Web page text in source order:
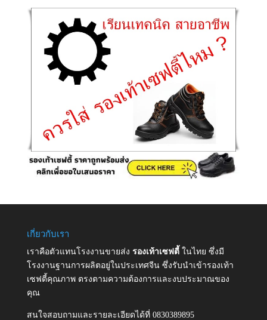
เกี่ยวกับเรา
เราคือตัวแทนโรงงานขายส่ง รองเท้าเซฟตี้ ในไทย ซึ่งมี
โรงงานฐานการผลิตอยู่ในประเทศจีน ซึ่งรับนำเข้ารองเท้า
เซฟตี้คุณภาพ ตรงตามความต้องการและงบประมาณของ
คุณ
สนใจสอบถามและรายละเอียดได้ที่ 0830389895